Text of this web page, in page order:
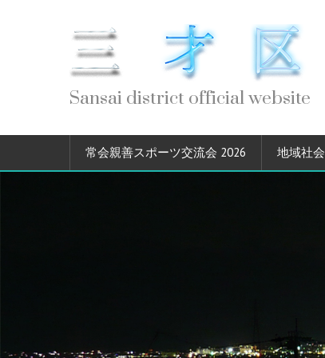
Sansai district official website
常会親善スポーツ交流会 2026 地域社会